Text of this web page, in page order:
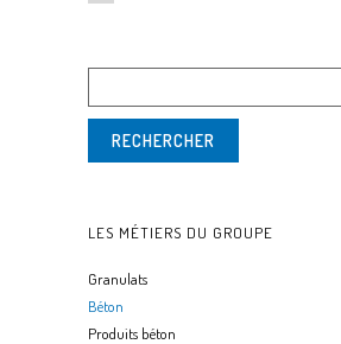
LES MÉTIERS DU GROUPE
Granulats
Béton
Produits béton